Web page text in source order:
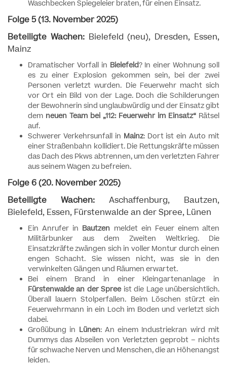
Waschbecken Spiegeleier braten, für einen Einsatz.
Folge 5 (13. November 2025)
Beteiligte Wachen:Bielefeld (neu), Dresden, Essen,
Mainz
Dramatischer Vorfall in Bielefeld? In einer Wohnung soll
es zu einer Explosion gekommen sein, bei der zwei
Personen verletzt wurden. Die Feuerwehr macht sich
vor Ort ein Bild von der Lage. Doch die Schilderungen
der Bewohnerin sind unglaubwürdig und der Einsatz gibt
dem neuen Team bei „112: Feuerwehr im Einsatz“ Rätsel
auf.
Schwerer Verkehrsunfall in Mainz: Dort ist ein Auto mit
einer Straßenbahn kollidiert. Die Rettungskräfte müssen
das Dach des Pkws abtrennen, um den verletzten Fahrer
aus seinem Wagen zu befreien.
Folge 6 (20. November 2025)
Beteiligte Wachen: Aschaffenburg, Bautzen,
Bielefeld, Essen, Fürstenwalde an der Spree, Lünen
Ein Anrufer in Bautzen meldet ein Feuer einem alten
Militärbunker aus dem Zweiten Weltkrieg. Die
Einsatzkräfte zwängen sich in voller Montur durch einen
engen Schacht. Sie wissen nicht, was sie in den
verwinkelten Gängen und Räumen erwartet.
Bei einem Brand in einer Kleingartenanlage in
Fürstenwalde an der Spreeist die Lage unübersichtlich.
Überall lauern Stolperfallen. Beim Löschen stürzt ein
Feuerwehrmann in ein Loch im Boden und verletzt sich
dabei.
Großübung in Lünen: An einem Industriekran wird mit
Dummys das Abseilen von Verletzten geprobt – nichts
für schwache Nerven und Menschen, die an Höhenangst
leiden.